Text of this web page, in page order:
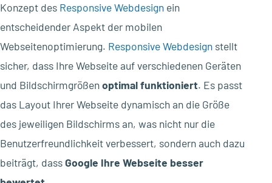
Konzept des Responsive Webdesign ein
entscheidender Aspekt der mobilen
Webseitenoptimierung. Responsive Webdesign stellt
sicher, dass Ihre Webseite auf verschiedenen Geräten
und Bildschirmgrößenoptimal funktioniert. Es passt
das Layout Ihrer Webseite dynamisch an die Größe
des jeweiligen Bildschirms an, was nicht nur die
Benutzerfreundlichkeit verbessert, sondern auch dazu
beiträgt, dassGoogle Ihre Webseite besser